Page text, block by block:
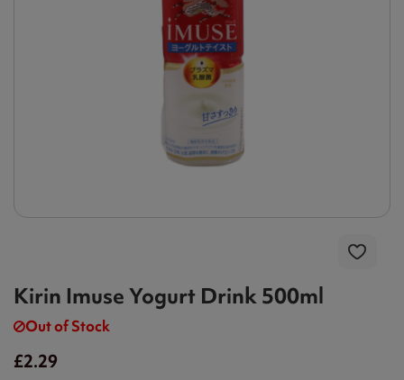
Kirin Imuse Yogurt Drink 500ml
Out of Stock
£2.29